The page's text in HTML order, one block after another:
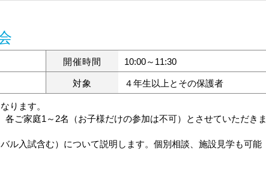
開催時間 10:00～11:30
対象 ４年生以上とその保護者
ります。
各ご家庭1～2名（お子様だけの参加は不可）とさせていただきま
ル入試含む）について説明します。個別相談、施設見学も可能